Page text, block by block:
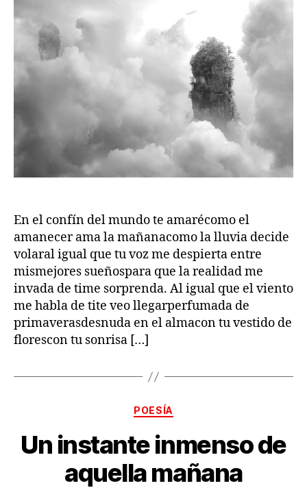
En el confín del mundo te amarécomo el
amanecer ama la mañanacomo la lluvia decide
volaral igual que tu voz me despierta entre
mismejores sueñospara que la realidad me
invada de time sorprenda. Al igual que el viento
me habla de tite veo llegarperfumada de
primaverasdesnuda en el almacon tu vestido de
florescon tu sonrisa […]
Categorías
POESÍA
Un instante inmenso de
aquella mañana